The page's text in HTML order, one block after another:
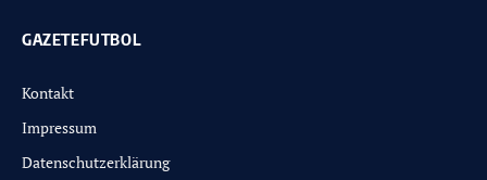
GAZETEFUTBOL
Kontakt
Impressum
Datenschutzerklärung